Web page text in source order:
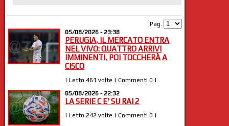
Pag.
05/08/2026 - 23:38
PERUGIA, IL MERCATO ENTRA
NEL VIVO: QUATTRO ARRIVI
IMMINENTI, POI TOCCHERÀ A
CISCO
| Letto 461 volte | Commenti 0 |
05/08/2026 - 22:32
LA SERIE C E' SU RAI 2
| Letto 242 volte | Commenti 0 |